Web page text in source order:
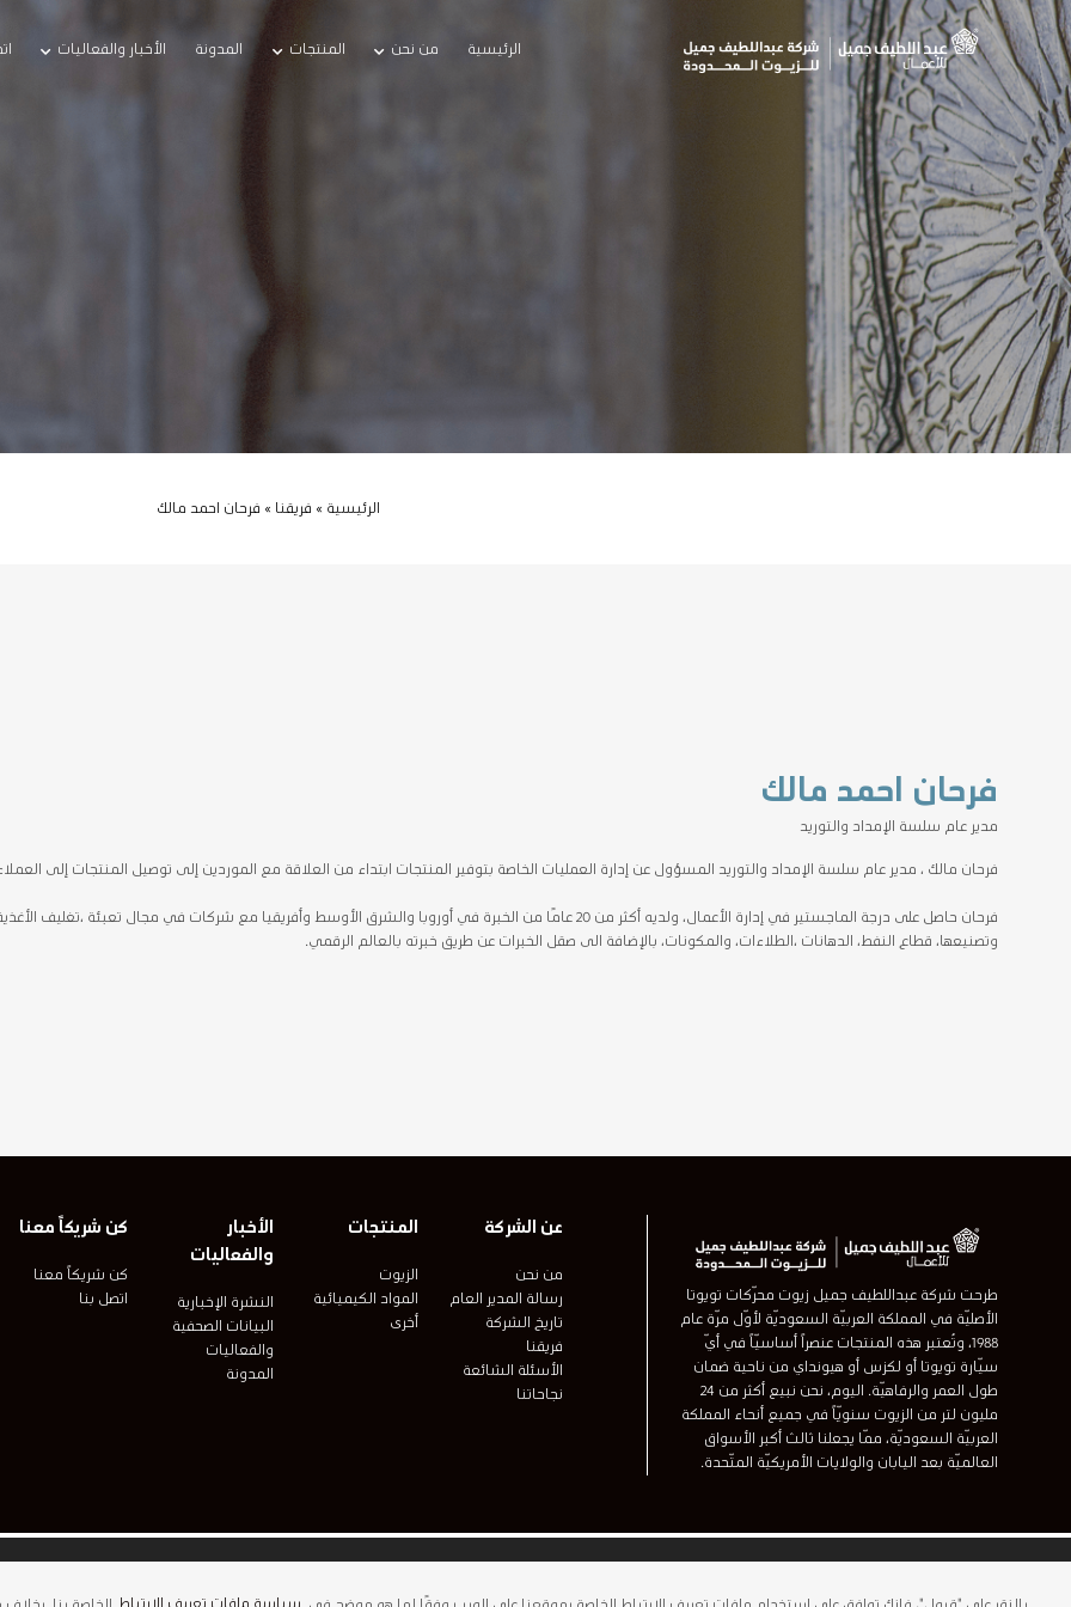
الرئيسية من نحن المنتجات المدونة الأخبار والفعاليات
الرئيسية » فريقنا » فرحان احمد مالك
فرحان احمد مالك
مدير عام سلسة الإمداد والتوريد
فرحان مالك ، مدير عام سلسة الإمداد والتوريد المسؤول عن إدارة العمليات الخاصة بتوفير المنتجات ابتداء من العلاقة مع الموردين إلى توصيل المنتجات إلى
فرحان حاصل على درجة الماجستير في إدارة الأعمال، ولديه أكثر من 20 عامًا من الخبرة في أوروبا والشرق الأوسط وأفريقيا مع شركات في مجال تعبئة ،تغليف
وتصنيعها، قطاع النفط، الدهانات ،الطلاءات، والمكونات، بالإضافة الى صقل الخبرات عن طريق خبرته بالعالم الرقمي.
عن الشركة
من نحن
رسالة المدير العام
تاريخ الشركة
فريقنا
الأسئلة الشائعة
نجاحاتنا
المنتجات
الزيوت
المواد الكيميائية
أخرى
الأخبار
والفعاليات
النشرة الإخبارية
البيانات الصحفية
والفعاليات
المدونة
كن شريكاً معنا
كن شريكاً معنا
اتصل بنا
طرحت شركة عبداللطيف جميل زيوت محرّكات تويوتا
الأصليّة في المملكة العربيّة السعوديّة لأوّل مرّة عام
1988، وتُعتبر هذه المنتجات عنصراً أساسيّاً في أيّ
سيّارة تويوتا أو لكزس أو هيونداي من ناحية ضمان
طول العمر والرفاهيّة. اليوم، نحن نبيع أكثر من 24
مليون لتر من الزيوت سنويّاً في جميع أنحاء المملكة
العربيّة السعوديّة، ممّا يجعلنا ثالث أكبر الأسواق
العالميّة بعد اليابان والولايات الأمريكيّة المتّحدة.
مسجلة لشركة عبد شركة لطيف جميل لحقوق الملكية الفكرية